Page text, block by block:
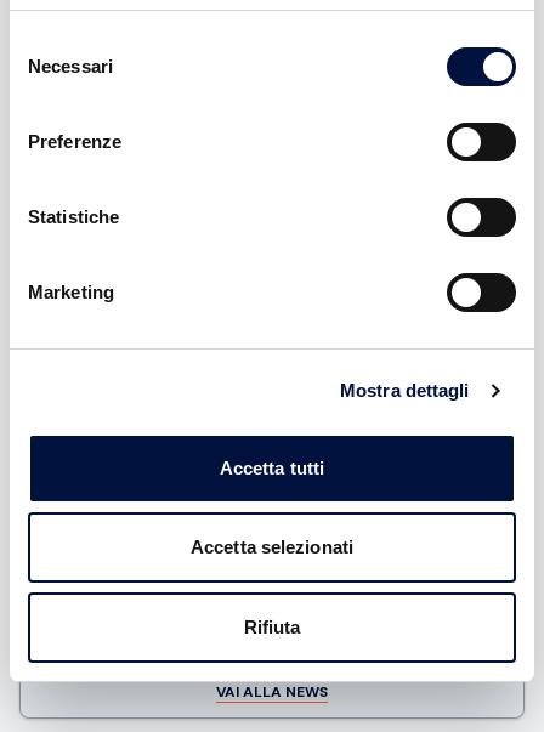
delNecessari
Preferenze
Statistiche
Marketing
Mostra dettagli
Accetta tutti
Accetta selezionati
Rifiuta
Startup Geeks, terremo una CONFERENZA ONLINE
GRATUITA dedicata ai nuovi investitori:
startup”.
Startup Geeks è il più grande incubatore e acceleratore
e +4000 imprenditori, manager e investitori formati.
20 gennaio 2025
VAI ALLA NEWS